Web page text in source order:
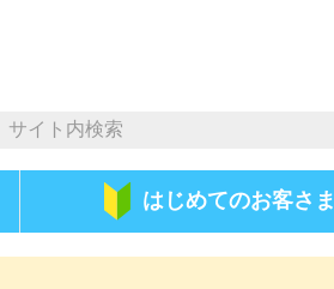
はじめてのお客さま